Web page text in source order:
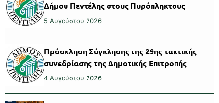
Δήμου Πεντέλης στους Πυρόπληκτους
5 Αυγούστου 2026
Πρόσκληση Σύγκλησης της 29ης τακτικής
συνεδρίασης της Δημοτικής Επιτροπής
4 Αυγούστου 2026